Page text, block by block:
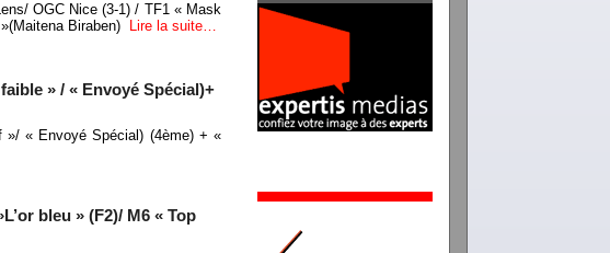
OGC Nice (3-1) / TF1 « Mask
Biraben)
Lire la suite…
» / « Envoyé Spécial)+
« Envoyé Spécial) (4ème) + «
bleu » (F2)/ M6 « Top